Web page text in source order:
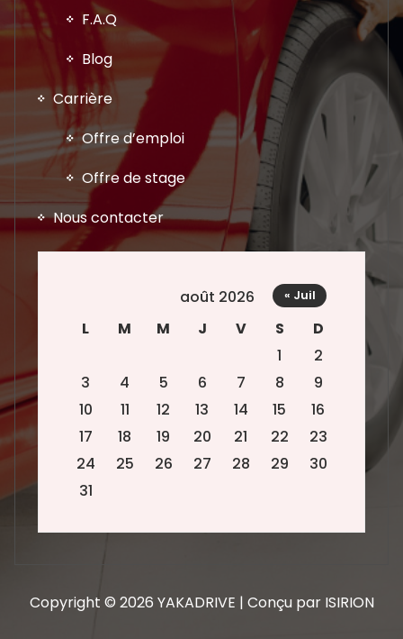
F.A.Q
Blog
Carrière
Offre d’emploi
Offre de stage
Nous contacter
août 2026
L
M M J V S
D
1
2
3
4 5 6 7 8
9
10
11 12 13 14 15
16
17
18 19 20 21 22
23
24
25 26 27 28 29
30
31
« Juil
Copyright © 2026 YAKADRIVE | Conçu par ISIRION